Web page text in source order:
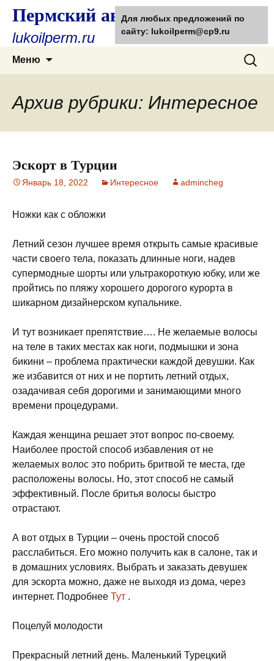
Пермский автолюбитель
lukoilperm.ru
Меню
Найти:
Архив рубрики: Интересное
Эскорт в Турции
Январь 18, 2022 Интересное admincheg
Ножки как с обложки
Летний сезон лучшее время открыть самые красивые
части своего тела, показать длинные ноги, надев
супермодные шорты или ультракороткую юбку, или же
пройтись по пляжу хорошего дорогого курорта в
шикарном дизайнерском купальнике.
И тут возникает препятствие…. Не желаемые волосы
на теле в таких местах как ноги, подмышки и зона
бикини – проблема практически каждой девушки. Как
же избавится от них и не портить летний отдых,
озадачивая себя дорогими и занимающими много
времени процедурами.
Каждая женщина решает этот вопрос по-своему.
Наиболее простой способ избавления от не
желаемых волос это побрить бритвой те места, где
расположены волосы. Но, этот способ не самый
эффективный. После бритья волосы быстро
отрастают.
А вот отдых в Турции – очень простой способ
расслабиться. Его можно получить как в салоне, так и
в домашних условиях. Выбрать и заказать девушек
для эскорта можно, даже не выходя из дома, через
интернет. Подробнее Тут .
Поцелуй молодости
Прекрасный летний день. Маленький Турецкий
Для любых предложений по
сайту: lukoilperm@cp9.ru